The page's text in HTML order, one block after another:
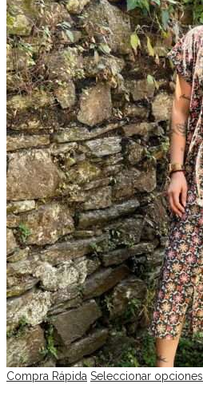
Compra Rápida Seleccionar opciones